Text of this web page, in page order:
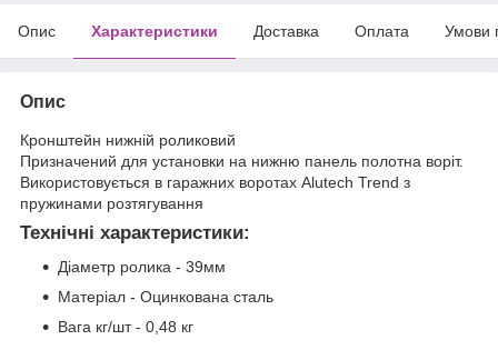
Опис Характеристики Доставка Оплата Умови
Опис
Кронштейн нижній роликовий
Призначений для установки на нижню панель полотна воріт.
Використовується в гаражних воротах Alutech Trend з
пружинами розтягування
Технічні характеристики:
Діаметр ролика - 39мм
Матеріал - Оцинкована сталь
Вага кг/шт - 0,48 кг